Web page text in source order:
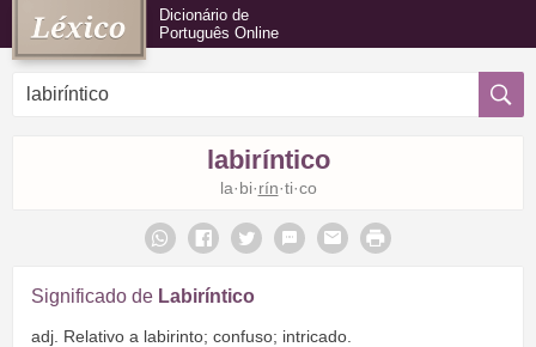
Dicionário de
Português Online
labiríntico
la·bi·rín·ti·co
Significado de Labiríntico
adj. Relativo a labirinto; confuso; intricado.